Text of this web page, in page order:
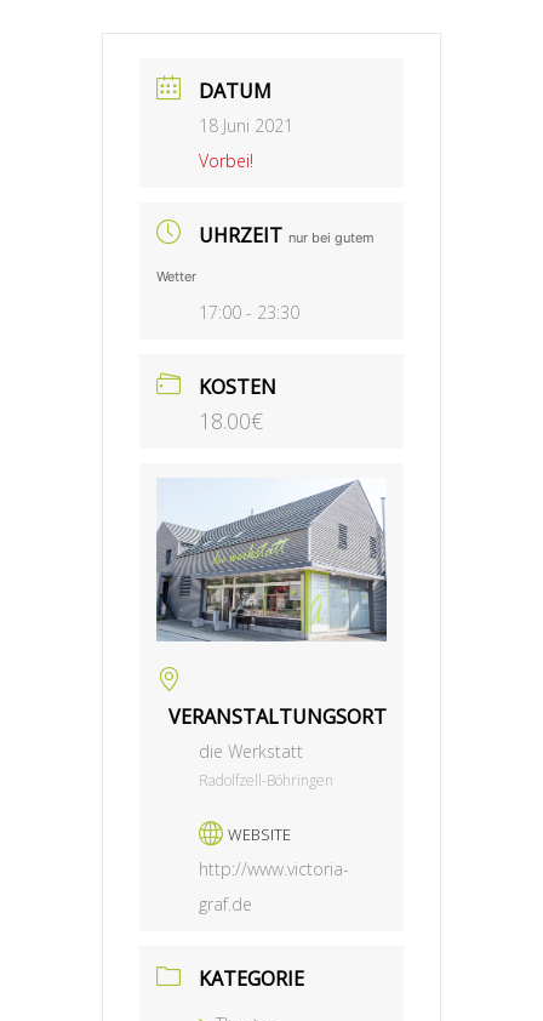
DATUM
18 Juni 2021
Vorbei!
UHRZEIT nur bei gutem
Wetter
17:00 - 23:30
KOSTEN
18.00€
VERANSTALTUNGSORT
die Werkstatt
Radolfzell-Böhringen
WEBSITE
http://www.victoria-
graf.de
KATEGORIE